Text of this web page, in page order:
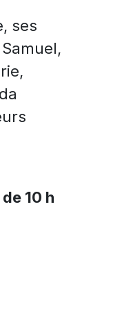
ses
10 h